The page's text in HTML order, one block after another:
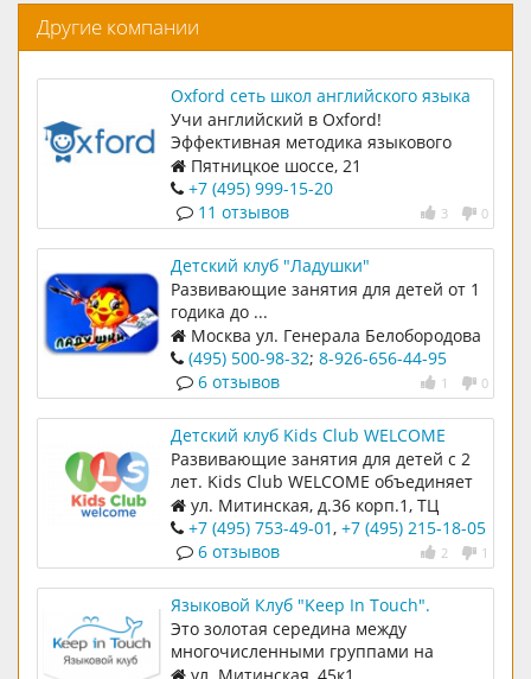
Другие компании
Oxford сеть школ английского языка
Учи английский в Oxford!
Эффективная методика языкового
погружения, комфортные аудитории,
любящие свое дело преподаватели.
Пятницкое шоссе, 21
+7 (495) 999-15-20
3 0
11 отзывов
Детский клуб "Ладушки"
Развивающие занятия для детей от 1
годика до ...
Москва ул. Генерала Белобородова
д.37(495) 500-98-32; 8-926-656-44-95
1 0
6 отзывов
Детский клуб Kids Club WELCOME
Развивающие занятия для детей с 2
лет. Kids Club WELCOME объединяет
детей и любящих родителей, которые
разделяют наш интерес к
английскому языку.
ул. Митинская, д.36 корп.1, ТЦ
"Ковчег"; 5 этаж, центральный вход
+7 (495) 753-49-01, +7 (495) 215-18-05
2 1
6 отзывов
Языковой Клуб "Keep In Touch".
Английский и Китайский языки
Это золотая середина между
многочисленными группами на
курсах и дорогостоящими